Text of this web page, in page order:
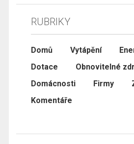
RUBRIKY
Domů Vytápění
Dotace
Obnovitelné
Domácnosti
Firmy
Komentáře